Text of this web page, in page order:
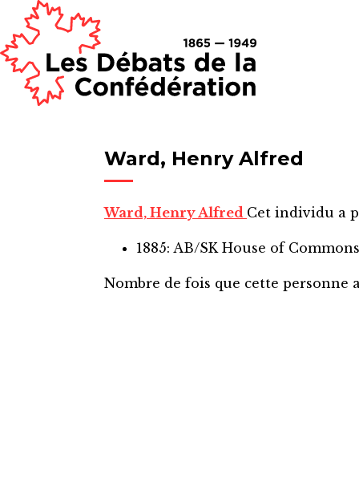
Ward, Henry Alfred
Ward, Henry Alfred Cet individu a
1885: AB/SK House of
Nombre de fois que cette personne